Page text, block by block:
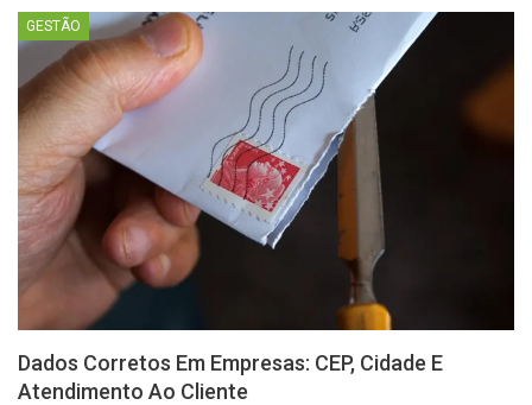
GESTÃO
Dados Corretos Em Empresas: CEP, Cidade E
Atendimento Ao Cliente